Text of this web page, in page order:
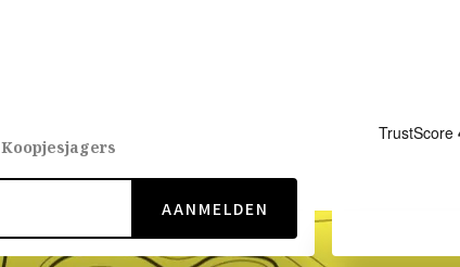
Koopjesjagers
AANMELDEN